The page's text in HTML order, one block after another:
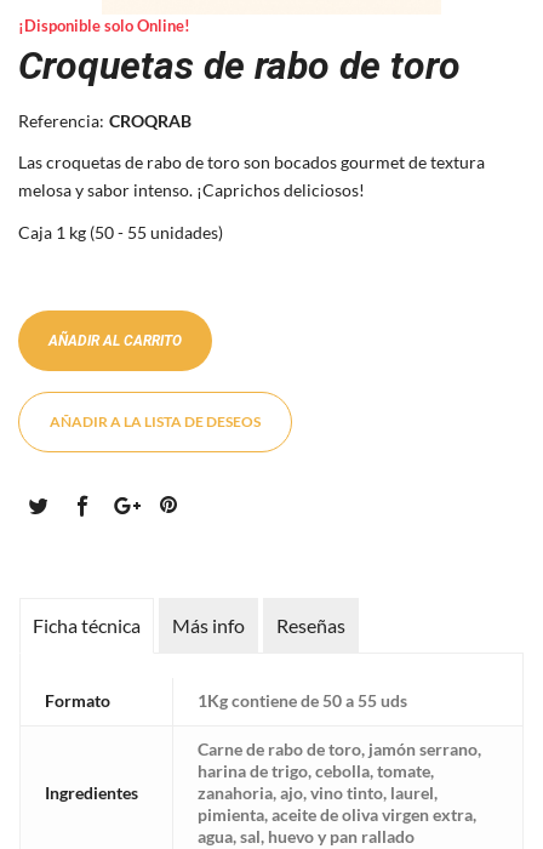
¡Disponible solo Online!
Croquetas de rabo de toro
Referencia: CROQRAB
Las croquetas de rabo de toro son bocados gourmet de textura
melosa y sabor intenso. ¡Caprichos deliciosos!
Caja 1 kg (50 - 55 unidades)
AÑADIR AL CARRITO
AÑADIR A LA LISTA DE DESEOS
Ficha técnica Más info Reseñas
Formato 1Kg contiene de 50 a 55 uds
Ingredientes
Carne de rabo de toro, jamón serrano,
harina de trigo, cebolla, tomate,
zanahoria, ajo, vino tinto, laurel,
pimienta, aceite de oliva virgen extra,
agua, sal, huevo y pan rallado